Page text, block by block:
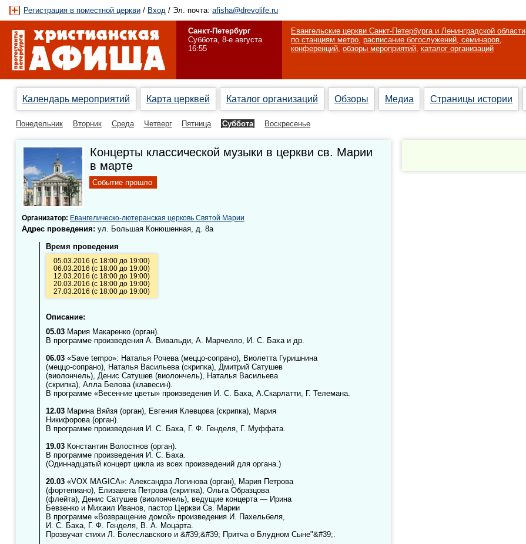
Регистрация в поместной церкви / Вход / Эл. почта: afisha@drevolife.ru
Санкт-Петербург
Суббота, 8-е августа
16:55
Евангельские церкви Санкт-Петербурга и Ленинградской области
по станциям метро, расписание богослужений, семинаров,
конференций, обзоры мероприятий, каталог организаций
Календарь мероприятий Карта церквей Каталог организаций Обзоры Медиа Страницы истории
Понедельник Вторник Среда Четверг Пятница Суббота Воскресенье
Концерты классической музыки в церкви св. Марии
в марте
Событие прошло
Организатор: Евангелическо-лютеранская церковь Святой Марии
Адрес проведения: ул. Большая Конюшенная, д. 8а
Время проведения
05.03.2016 (с 18:00 до 19:00)
06.03.2016 (с 18:00 до 19:00)
12.03.2016 (с 18:00 до 19:00)
20.03.2016 (с 18:00 до 19:00)
27.03.2016 (с 18:00 до 19:00)
Описание:
05.03 Мария Макаренко (орган).
В программе произведения А. Вивальди, А. Марчелло, И. С. Баха и др.
06.03 «Save tempo»: Наталья Рочева (меццо-сопрано), Виолетта Гуришнина
(меццо-сопрано), Наталья Васильева (скрипка), Дмитрий Сатушев
(виолончель), Денис Сатушев (виолончель), Наталья Васильева
(скрипка), Алла Белова (клавесин).
В программе «Весенние цветы» произведения И. С. Баха, А.Скарлатти, Г. Телемана.
12.03 Марина Вяйзя (орган), Евгения Клевцова (скрипка), Мария
Никифорова (орган).
В программе произведения И. С. Баха, Г. Ф. Генделя, Г. Муффата.
19.03Константин Волостнов (орган).
В программе произведения И. С. Баха.
(Одиннадцатый концерт цикла из всех произведений для органа.)
20.03«VOX MAGICA»: Александра Логинова (орган), Мария Петрова
(фортепиано), Елизавета Петрова (скрипка), Ольга Образцова
(флейта), Денис Сатушев (виолончель), ведущие концерта — Ирина
Бевзенко и Михаил Иванов, пастор Церкви Св. Марии
В программе «Возвращение домой» произведения И. Пахельбеля,
И. С. Баха, Г. Ф. Генделя, В. А. Моцарта.
Прозвучат стихи Л. Болеславского и &#39;&#39; Притча о Блудном Сыне"&#39;.